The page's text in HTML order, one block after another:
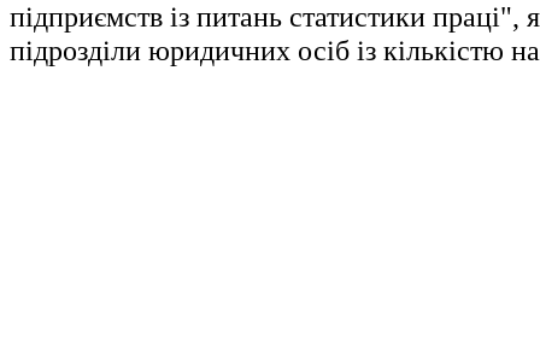
підприємств із питань статистики
підрозділи юридичних осіб із кількістю